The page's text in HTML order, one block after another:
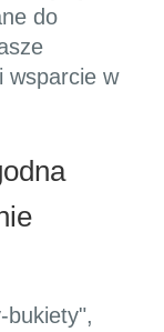
do
wsparcie w
bukiety",